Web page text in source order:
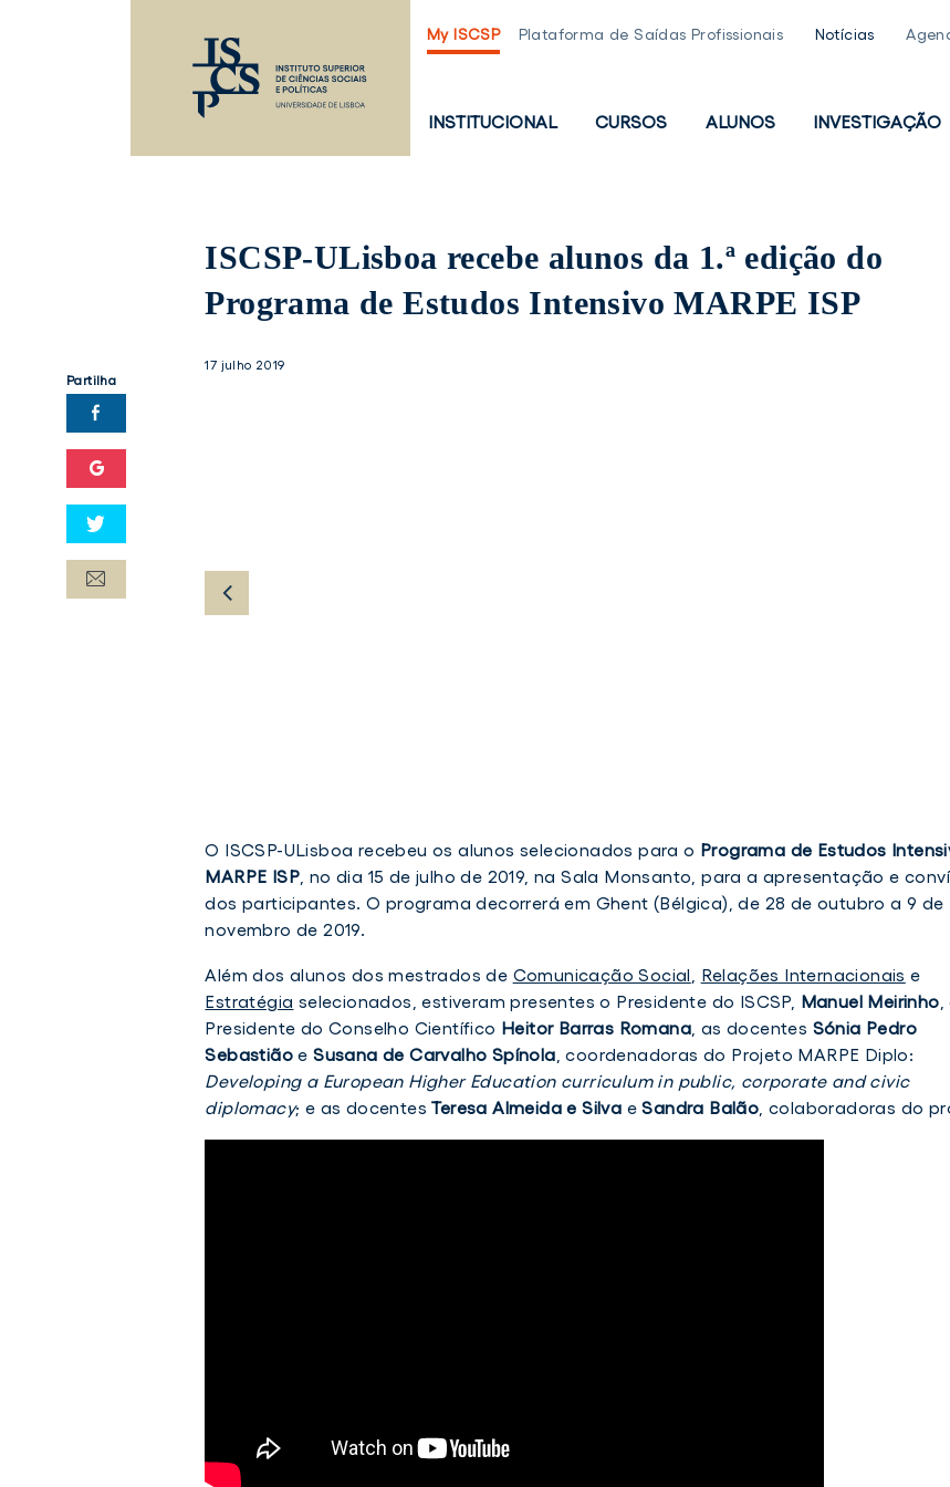
My ISCSP Plataforma de Saídas Profissionais Notícias
PÁGINA
INSTITUCIONAL CURSOS ALUNOS INVESTIGAÇÃO
Partilha
ISCSP-ULisboa recebe alunos da 1.ª edição do
Programa de Estudos Intensivo MARPE ISP
17 julho 2019
ulisboa
(2)
(2)
ulisboa
(1)
(1)
O ISCSP-ULisboa recebeu os alunos selecionados para o Programa de Estudos
MARPE ISP , no dia 15 de julho de 2019, na Sala Monsanto, para a apresentação e
dos participantes. O programa decorrerá em Ghent (Bélgica), de 28 de outubro a 9 de
novembro de 2019.
Além dos alunos dos mestrados de Comunicação Social Relações Internacionais e
Estratégia selecionados, estiveram presentes o Presidente do ISCSP, Manuel Meirinho
Presidente do Conselho Científico Heitor Barras Romana , as docentes Sónia Pedro
Sebastião eSusana de Carvalho Spínola , coordenadoras do Projeto MARPE Diplo:
Developing a European Higher Education curriculum in public, corporate and civic
diplomacy; e as docentesTeresa Almeida e Silva eSandra Balão , colaboradoras do